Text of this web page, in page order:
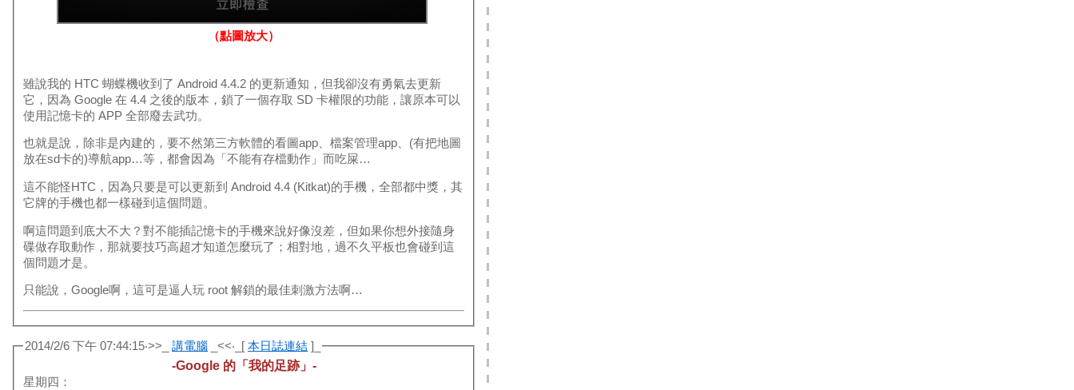
（點圖放大）
雖說我的 HTC 蝴蝶機收到了 Android 4.4.2 的更新通知，但我卻沒有勇氣去更新
它，因為 Google 在 4.4 之後的版本，鎖了一個存取 SD 卡權限的功能，讓原本可以
使用記憶卡的 APP 全部廢去武功。
也就是說，除非是內建的，要不然第三方軟體的看圖app、檔案管理app、(有把地圖
放在sd卡的)導航app…等，都會因為「不能有存檔動作」而吃屎…
這不能怪HTC，因為只要是可以更新到 Android 4.4 (Kitkat)的手機，全部都中獎，其
它牌的手機也都一樣碰到這個問題。
啊這問題到底大不大？對不能插記憶卡的手機來說好像沒差，但如果你想外接隨身
碟做存取動作，那就要技巧高超才知道怎麼玩了；相對地，過不久平板也會碰到這
個問題才是。
只能說，Google啊，這可是逼人玩 root 解鎖的最佳刺激方法啊…
2014/2/6 下午 07:44:15‧>>_ 講電腦 _<<‧_[ 本日誌連結 ]_
-Google 的「我的足跡」-
星期四：